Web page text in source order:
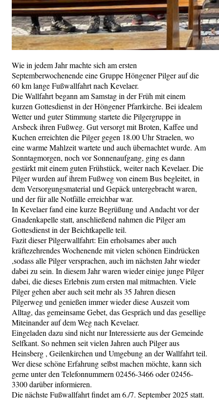
Wie in jedem Jahr machte sich am ersten
Septemberwochenende eine Gruppe Höngener Pilger auf die
60 km lange Fußwallfahrt nach Kevelaer.
Die Wallfahrt begann am Samstag in der Früh mit einem
kurzen Gottesdienst in der Höngener Pfarrkirche. Bei idealem
Wetter und guter Stimmung startete die Pilgergruppe in
Arsbeck ihren Fußweg. Gut versorgt mit Broten, Kaffee und
Kuchen erreichten die Pilger gegen 18.00 Uhr Straelen, wo
eine warme Mahlzeit wartete und auch übernachtet wurde. Am
Sonntagmorgen, noch vor Sonnenaufgang, ging es dann
gestärkt mit einem guten Frühstück, weiter nach Kevelaer. Die
Pilger wurden auf ihrem Fußweg von einem Bus begleitet, in
dem Versorgungsmaterial und Gepäck untergebracht waren,
und der für alle Notfälle erreichbar war.
In Kevelaer fand eine kurze Begrüßung und Andacht vor der
Gnadenkapelle statt, anschließend nahmen die Pilger am
Gottesdienst in der Beichtkapelle teil.
Fazit dieser Pilgerwallfahrt: Ein erholsames aber auch
kräftezehrendes Wochenende mit vielen schönen Eindrücken
,sodass alle Pilger versprachen, auch im nächsten Jahr wieder
dabei zu sein. In diesem Jahr waren wieder einige junge Pilger
dabei, die dieses Erlebnis zum ersten mal mitmachten. Viele
Pilger gehen aber auch seit mehr als 35 Jahren diesen
Pilgerweg und genießen immer wieder diese Auszeit vom
Alltag, das gemeinsame Gebet, das Gespräch und das gesellige
Miteinander auf dem Weg nach Kevelaer.
Eingeladen dazu sind nicht nur Interessierte aus der Gemeinde
Selfkant. So nehmen seit vielen Jahren auch Pilger aus
Heinsberg , Geilenkirchen und Umgebung an der Wallfahrt teil.
Wer diese schöne Erfahrung selbst machen möchte, kann sich
gerne unter den Telefonnummern 02456-3466 oder 02456-
3300 darüber informieren.
Die nächste Fußwallfahrt findet am 6./7. September 2025 statt.